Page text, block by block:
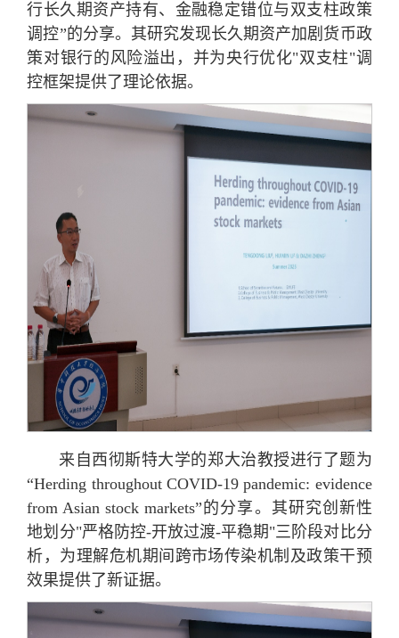
行长久期资产持有、金融稳定错位与双支柱政策
调控”的分享。其研究发现长久期资产加剧货币政
策对银行的风险溢出，并为央行优化"双支柱"调
控框架提供了理论依据。
来自西彻斯特大学的郑大治教授进行了题为
“Herding throughout COVID-19 pandemic: evidence
from Asian stock markets”的分享。其研究创新性
地划分"严格防控-开放过渡-平稳期"三阶段对比分
析，为理解危机期间跨市场传染机制及政策干预
效果提供了新证据。